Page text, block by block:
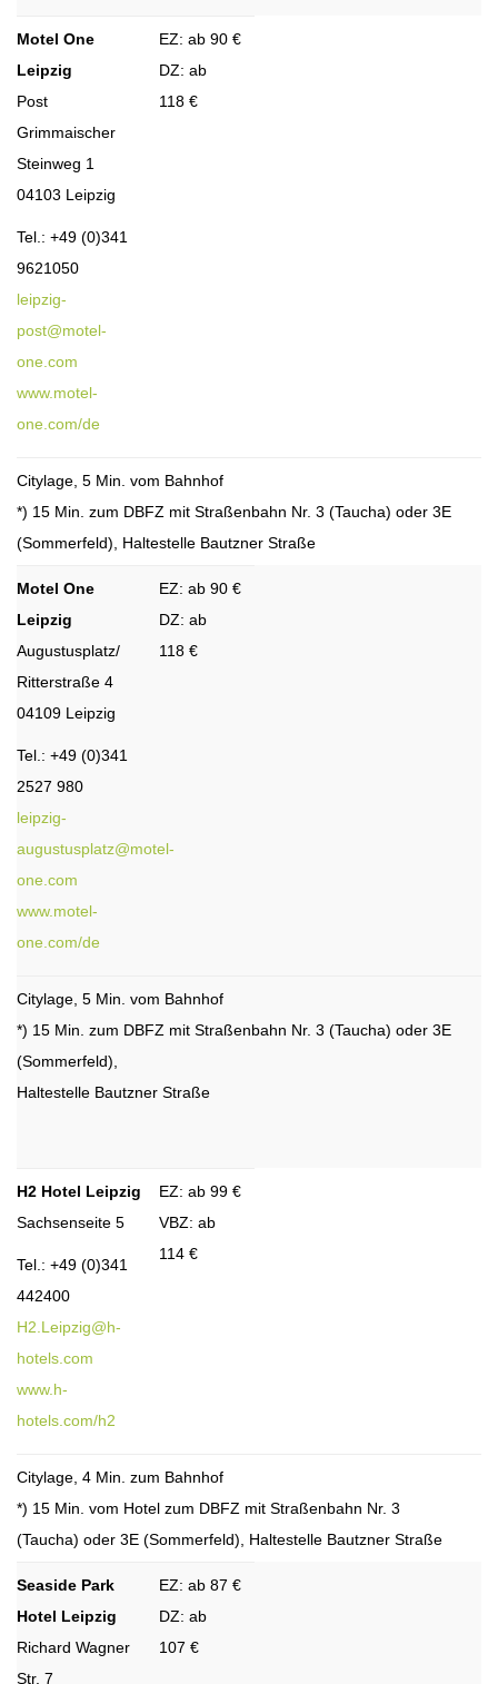
Motel One
Leipzig
Post
Grimmaischer
Steinweg 1
04103 Leipzig
Tel.: +49 (0)341
9621050
​​​​​​​leipzig-
post@motel-
one.com
www.motel-
one.com/de
EZ: ab 90 €
DZ: ab
118 €
Citylage, 5 Min. vom Bahnhof
*) 15 Min. zum DBFZ mit Straßenbahn Nr. 3 (Taucha) oder 3E
(Sommerfeld), Haltestelle Bautzner Straße
Motel One
Leipzig
Augustusplatz/
Ritterstraße 4
04109 Leipzig
Tel.: +49 (0)341
2527 980
leipzig-
augustusplatz@motel-
one.com
www.motel-
one.com/de
EZ: ab 90 €
DZ: ab
118 €
Citylage, 5 Min. vom Bahnhof
*) 15 Min. zum DBFZ mit Straßenbahn Nr. 3 (Taucha) oder 3E
(Sommerfeld),
Haltestelle Bautzner Straße
H2 Hotel Leipzig
Sachsenseite 5
Tel.: +49 (0)341
442400
H2.Leipzig@h-
hotels.com
www.h-
hotels.com/h2
EZ: ab 99 €
VBZ: ab
114 €
Citylage, 4 Min. zum Bahnhof
*) 15 Min. vom Hotel zum DBFZ mit Straßenbahn Nr. 3
(Taucha) oder 3E (Sommerfeld), Haltestelle Bautzner Straße
Seaside Park
Hotel Leipzig
Richard Wagner
Str. 7
EZ: ab 87 €
DZ: ab
107 €